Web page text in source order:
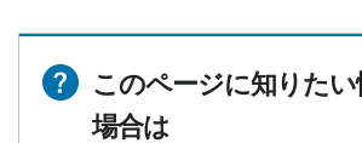
このページに知りた
場合は